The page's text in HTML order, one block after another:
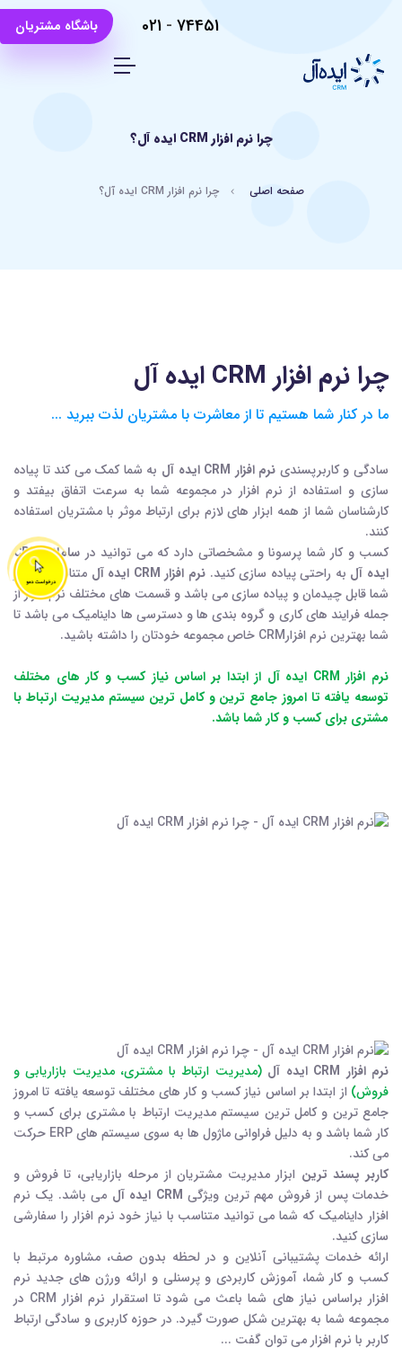
باشگاه مشتریان 74451
-
021
چرا نرم افزار CRM ایده آل؟
صفحه اصلی چرا نرم افزار CRM ایده آل؟
چرا نرم افزار CRM ایده آل
ما در کنار شما هستیم تا از معاشرت با مشتریان لذت ببرید ...
سادگی و کاربرپسندی نرم افزار CRM ایده آل
به شما کمک می کند تا پیاده
سازی و استفاده از نرم افزار در مجموعه شما به سرعت اتفاق بیفتد و
کارشناسان شما از همه ابزار های لازم برای ارتباط موثر با مشتریان استفاده
کنند.
کسب و کار شما پرسونا و مشخصاتی دارد که می توانید در
سامانه CRM
ایده آل به راحتی پیاده سازی کنید. نرم افزار CRM ایده آل
متناسب با نیاز
شما قابل چیدمان و پیاده سازی می باشد و قسمت های مختلف نرم افزار از
جمله فرایند های کاری و گروه بندی ها و دسترسی ها داینامیک می باشد تا
شما بهترین نرم افزارCRM خاص مجموعه خودتان را داشته باشید.
نرم افزار CRM ایده آل از ابتدا بر اساس نیاز کسب و کار های مختلف
توسعه یافته تا امروز جامع ترین و کامل ترین سیستم مدیریت ارتباط با
مشتری برای کسب و کار شما باشد.
نرم افزار CRM ایده آل
(مدیریت ارتباط با مشتری، مدیریت بازاریابی و
فروش) از ابتدا بر اساس نیاز کسب و کار های مختلف توسعه یافته تا امروز
جامع ترین و کامل ترین سیستم مدیریت ارتباط با مشتری برای کسب و
کار شما باشد و به دلیل فراوانی ماژول ها به سوی سیستم های ERP حرکت
می کند.
کاربر پسند ترین ابزار مدیریت مشتریان از مرحله بازاریابی، تا فروش و
خدمات پس از فروش مهم ترین ویژگی CRM ایده آل
می باشد. یک نرم
افزار داینامیک که شما می توانید متناسب با نیاز خود نرم افزار را سفارشی
سازی کنید.
ارائه خدمات پشتیبانی آنلاین و در لحظه بدون صف، مشاوره مرتبط با
کسب و کار شما، آموزش کاربردي و پرسنلي و ارائه ورژن های جدید نرم
افزار براساس نیاز های شما باعث می شود تا استقرار نرم افزار CRM در
مجموعه شما به بهترین شکل صورت گیرد. در حوزه کاربری و سادگی ارتباط
کاربر با نرم افزار می توان گفت ...